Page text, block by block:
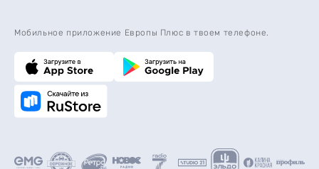
Мобильное приложение Европы Плюс в твоем телефоне.